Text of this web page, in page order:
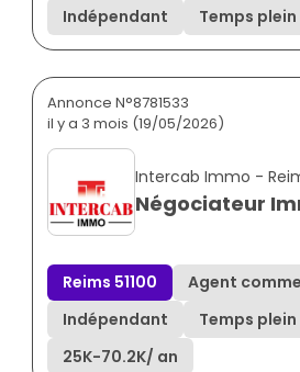
Indépendant
Temps plein
Annonce N°8781533
il y a 3 mois (19/05/2026)
Intercab Immo -
Négociateur
Reims 51100
Agent
Indépendant
Temps plein
25K-70.2K/ an